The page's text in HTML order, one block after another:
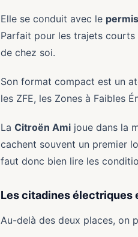
Elle se conduit avec le
Parfait pour les trajets courts
de chez soi.
Son format compact est un
les ZFE, les Zones à Faibles
La Citroën Ami joue dans la
cachent souvent un premier
faut donc bien lire les
Les citadines électriques
Au-delà des deux places, on